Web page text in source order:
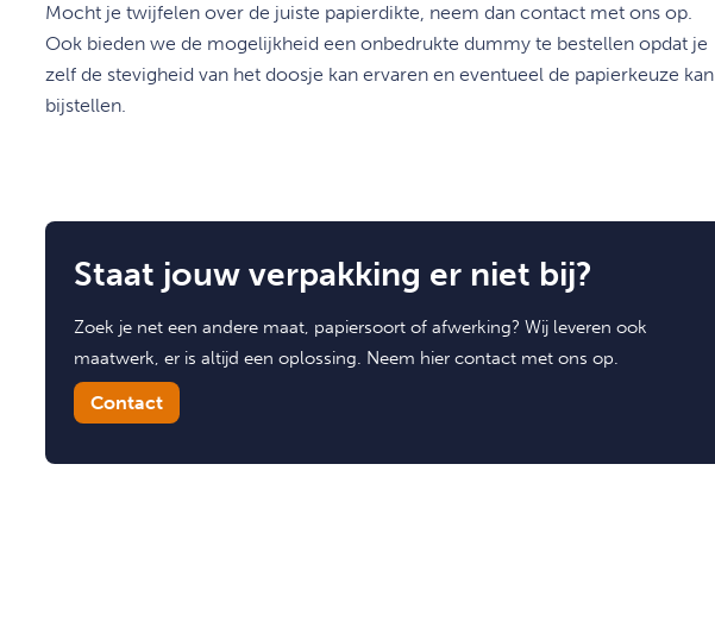
Mocht je twijfelen over de juiste papierdikte, neem dan contact met ons op.
Ook bieden we de mogelijkheid een onbedrukte dummy te bestellen opdat je
zelf de stevigheid van het doosje kan ervaren en eventueel de papierkeuze kan
bijstellen.
Staat jouw verpakking er niet bij?
Zoek je net een andere maat, papiersoort of afwerking? Wij leveren ook
maatwerk, er is altijd een oplossing. Neem hier contact met ons op.
Contact